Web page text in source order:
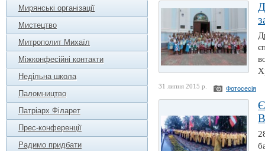
Мирянські організації
Мистецтво
Митрополит Михаїл
Міжконфесійні контакти
Недільна школа
Паломництво
Патріарх Філарет
Прес-конференції
Радимо придбати
31 липня 2015 р. Фотосесія